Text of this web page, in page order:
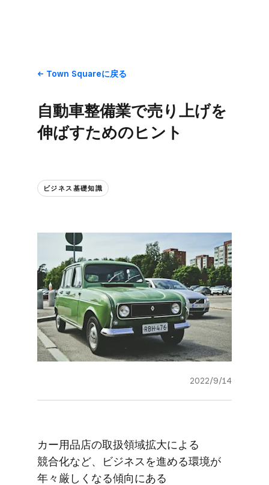
Town Squareに​戻る
自動車整備業で​売り上げを​
伸ば​すための​ヒント
ビジネス基礎知識
2022/9/14
カー用品店の​取扱領域拡大に​よる​
競合化など、​ビジネスを​進める​環境が​
年々厳しくなる​傾向に​ある​